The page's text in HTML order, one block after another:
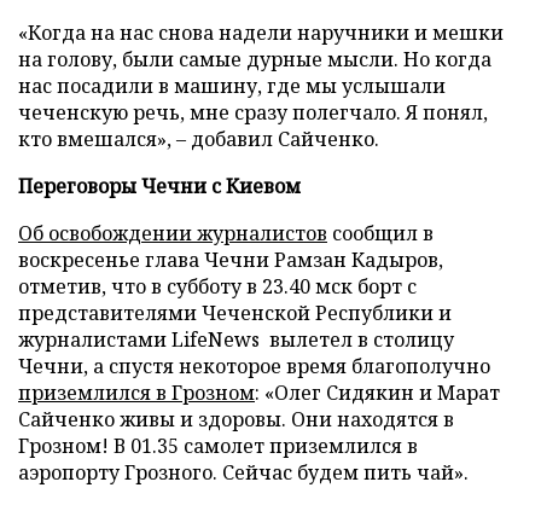
«Когда на нас снова надели наручники и мешки
на голову, были самые дурные мысли. Но когда
нас посадили в машину, где мы услышали
чеченскую речь, мне сразу полегчало. Я понял,
кто вмешался», – добавил Сайченко.
Переговоры Чечни с Киевом
Об освобождении журналистов сообщил в
воскресенье глава Чечни Рамзан Кадыров,
отметив, что в субботу в 23.40 мск борт с
представителями Чеченской Республики и
журналистами LifeNews вылетел в столицу
Чечни, а спустя некоторое время благополучно
приземлился в Грозном: «Олег Сидякин и Марат
Сайченко живы и здоровы. Они находятся в
Грозном! В 01.35 самолет приземлился в
аэропорту Грозного. Сейчас будем пить чай».